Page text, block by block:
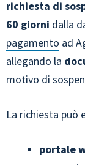
richiesta di
60 giorni dalla
pagamento ad
allegando la
motivo di
La richiesta può
portale